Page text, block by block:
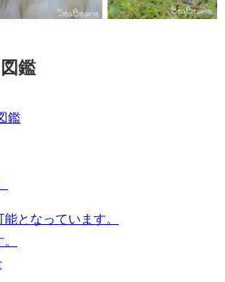
鑑
鑑
となっています。